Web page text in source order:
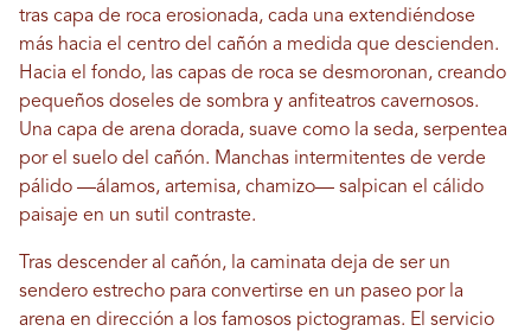
tras capa de roca erosionada, cada una extendiéndose
más hacia el centro del cañón a medida que descienden.
Hacia el fondo, las capas de roca se desmoronan, creando
pequeños doseles de sombra y anfiteatros cavernosos.
Una capa de arena dorada, suave como la seda, serpentea
por el suelo del cañón. Manchas intermitentes de verde
pálido —álamos, artemisa, chamizo— salpican el cálido
paisaje en un sutil contraste.
Tras descender al cañón, la caminata deja de ser un
sendero estrecho para convertirse en un paseo por la
arena en dirección a los famosos pictogramas. El servicio